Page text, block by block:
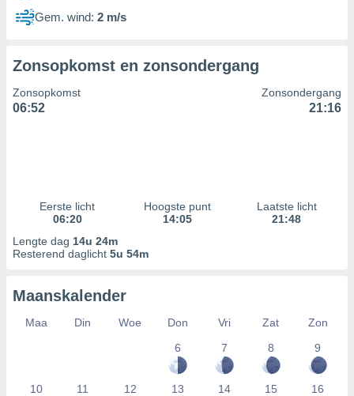
Gem. wind: 2 m/s
Zonsopkomst en zonsondergang
Zonsopkomst
06:52
Zonsondergang
21:16
Eerste licht
06:20
Hoogste punt
14:05
Laatste licht
21:48
Lengte dag 14u 24m
Resterend daglicht 5u 54m
Maanskalender
Maa Din Woe Don Vri Zat
Zon
6
7 8 9
10 11 12 13 14 15 16